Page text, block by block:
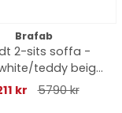
Brafab
2-sits soffa -
teddy beige
dyna
kr 5790 kr